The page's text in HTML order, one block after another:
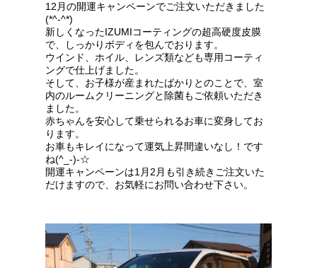
12月の開運キャンペーンでご注文いただきました
(*^-^*)
新しくなったIZUMIコーティングの超高硬度皮膜
で、しっかりボディを包んでおります。
ウインド、ホイル、レンズ類なども専用コーティ
ングで仕上げました。
そして、お子様が産まれたばかりとのことで、室
内のルームクリーニングと除菌もご依頼いただき
ました。
赤ちゃんを安心して乗せられるお車に変身してお
ります。
お車もキレイになって運気上昇間違いなし！です
ね(^_-)-☆
開運キャンペーンは1月2月も引き続きご注文いた
だけますので、お気軽にお問い合わせ下さい。